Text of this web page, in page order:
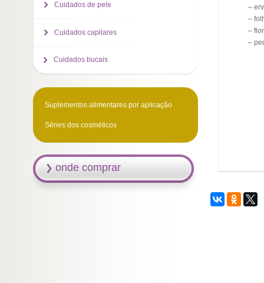
–
–
–
–
Cuidados de pele
Cuidados capilares
Cuidados bucais
Suplementos alimentares por aplicação
Séries dos cosméticos
onde comprar